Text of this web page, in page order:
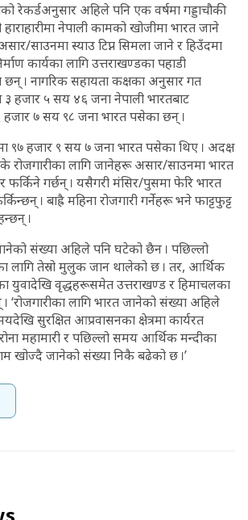
रेकर्डअनुसार अहिले पनि एक वर्षमा गड्डाचौकी
नेपाली कामको खोजीमा भारत जाने
साउनमा स्याउ टिप्न सिमला जाने र हिउँदमा
कार्यका लागि उत्तराखण्डका पहाडी
छन् । नागरिक सहायता कक्षका अनुसार गत
हजार ५ सय ४६ जना नेपाली भारतबाट
७ सय ९८ जना भारत पसेका छन् ।
९७ हजार ९ सय ७ जना भारत पसेका थिए । अदक्ष
रोजगारीका लागि जानेहरू असार/साउनमा भारत
फर्किने गर्छन् । यसैगरी मंसिर/पुसमा फेरि भारत
। बाह्रै महिना रोजगारी गर्नेहरू भने फाट्टफुट्ट
।
संख्या अहिले पनि घटेको छैन । पछिल्लो
लागि तेस्रो मुलुक जान थालेको छ । तर, आर्थिक
युवादेखि वृद्धहरूसमेत उत्तराखण्ड र हिमाचलका
‘रोजगारीका लागि भारत जानेको संख्या अहिले
सुरक्षित आप्रवासनका क्षेत्रमा कार्यरत
महामारी र पछिल्लो समय आर्थिक मन्दीका
खोज्दै जानेको संख्या निकै बढेको छ ।’